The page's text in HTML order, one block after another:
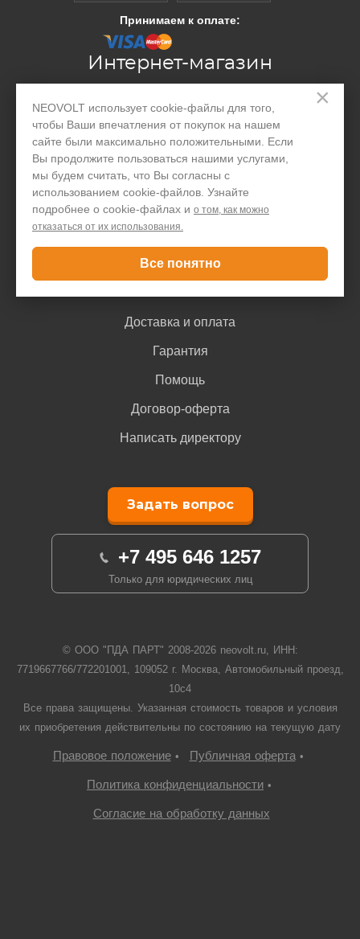
×
NEOVOLT использует cookie-файлы для того,
чтобы Ваши впечатления от покупок на нашем
сайте были максимально положительными. Если
Вы продолжите пользоваться нашими услугами,
мы будем считать, что Вы согласны с
использованием cookie-файлов. Узнайте
подробнее о cookie-файлах и о том, как можно
отказаться от их использования.
Все понятно
Принимаем к оплате:
Интернет-магазин
Производство
Организациям
Акции и скидки
Блог
Контакты
Покупателю
Доставка и оплата
Гарантия
Помощь
Договор-оферта
Написать директору
Задать вопрос
+7 495 646 1257
Только для юридических лиц
© ООО "ПДА ПАРТ" 2008-2026neovolt.ru, ИНН:
7719667766/772201001, 109052 г. Москва, Автомобильный проезд,
10с4
Все права защищены. Указанная стоимость товаров и условия
их приобретения действительны по состоянию на текущую дату
Правовое положение• Публичная оферта•
Политика конфиденциальности •
Согласие на обработку данных